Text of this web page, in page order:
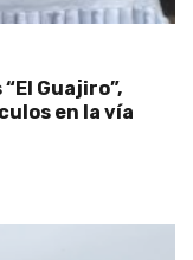
Guajiro”,
en la vía